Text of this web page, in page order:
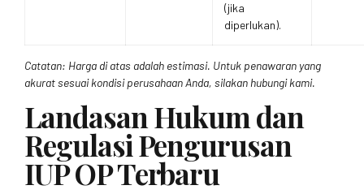
(jika
diperlukan).
Catatan: Harga di atas adalah estimasi. Untuk penawaran yang
akurat sesuai kondisi perusahaan Anda, silakan hubungi kami.
Landasan Hukum dan
Regulasi Pengurusan
IUP OP Terbaru